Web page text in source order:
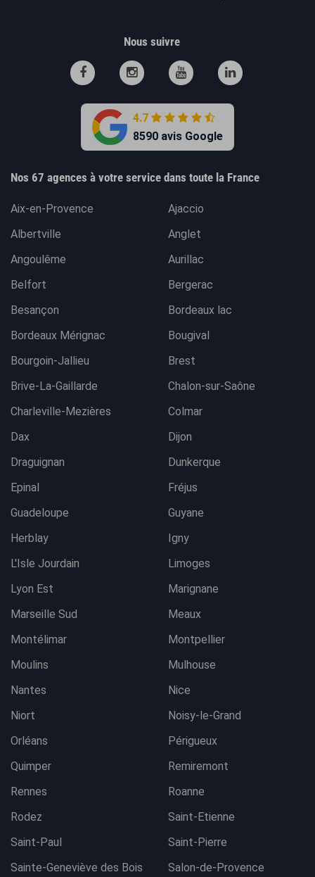
Nous suivre
4.7
8590 avis Google
Nos 67 agences à votre service dans toute la France
Aix-en-Provence
Ajaccio
Albertville
Anglet
Angoulême
Aurillac
Belfort
Bergerac
Besançon
Bordeaux lac
Bordeaux Mérignac
Bougival
Bourgoin-Jallieu
Brest
Brive-La-Gaillarde
Chalon-sur-Saône
Charleville-Mezières
Colmar
Dax
Dijon
Draguignan
Dunkerque
Epinal
Fréjus
Guadeloupe
Guyane
Herblay
Igny
L'Isle Jourdain
Limoges
Lyon Est
Marignane
Marseille Sud
Meaux
Montélimar
Montpellier
Moulins
Mulhouse
Nantes
Nice
Niort
Noisy-le-Grand
Orléans
Périgueux
Quimper
Remiremont
Rennes
Roanne
Rodez
Saint-Etienne
Saint-Paul
Saint-Pierre
Sainte-Geneviève des Bois
Salon-de-Provence